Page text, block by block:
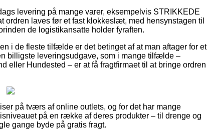
levering på mange varer, eksempelvis STRIKKEDE
laves før et fast klokkeslæt, med hensynstagen til
de logistikansatte holder fyraften.
i de fleste tilfælde er det betinget af at man aftager for et
billigste leveringsudgave, som i mange tilfælde –
Hundested – er at få fragtfirmaet til at bringe ordren
på tværs af online outlets, og for det har mange
på en række af deres produkter – til drenge og
gange byde på gratis fragt.